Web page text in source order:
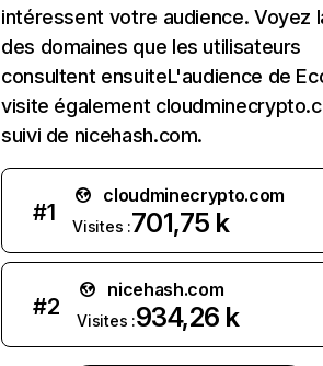
intéressent votre audience. Voyez
des domaines que les utilisateurs
consultent ensuiteL'audience de
visite également
suivi de nicehash.com.
#1
cloudminecrypto.com
Visites :701,75 k
#2
nicehash.com
Visites :934,26 k